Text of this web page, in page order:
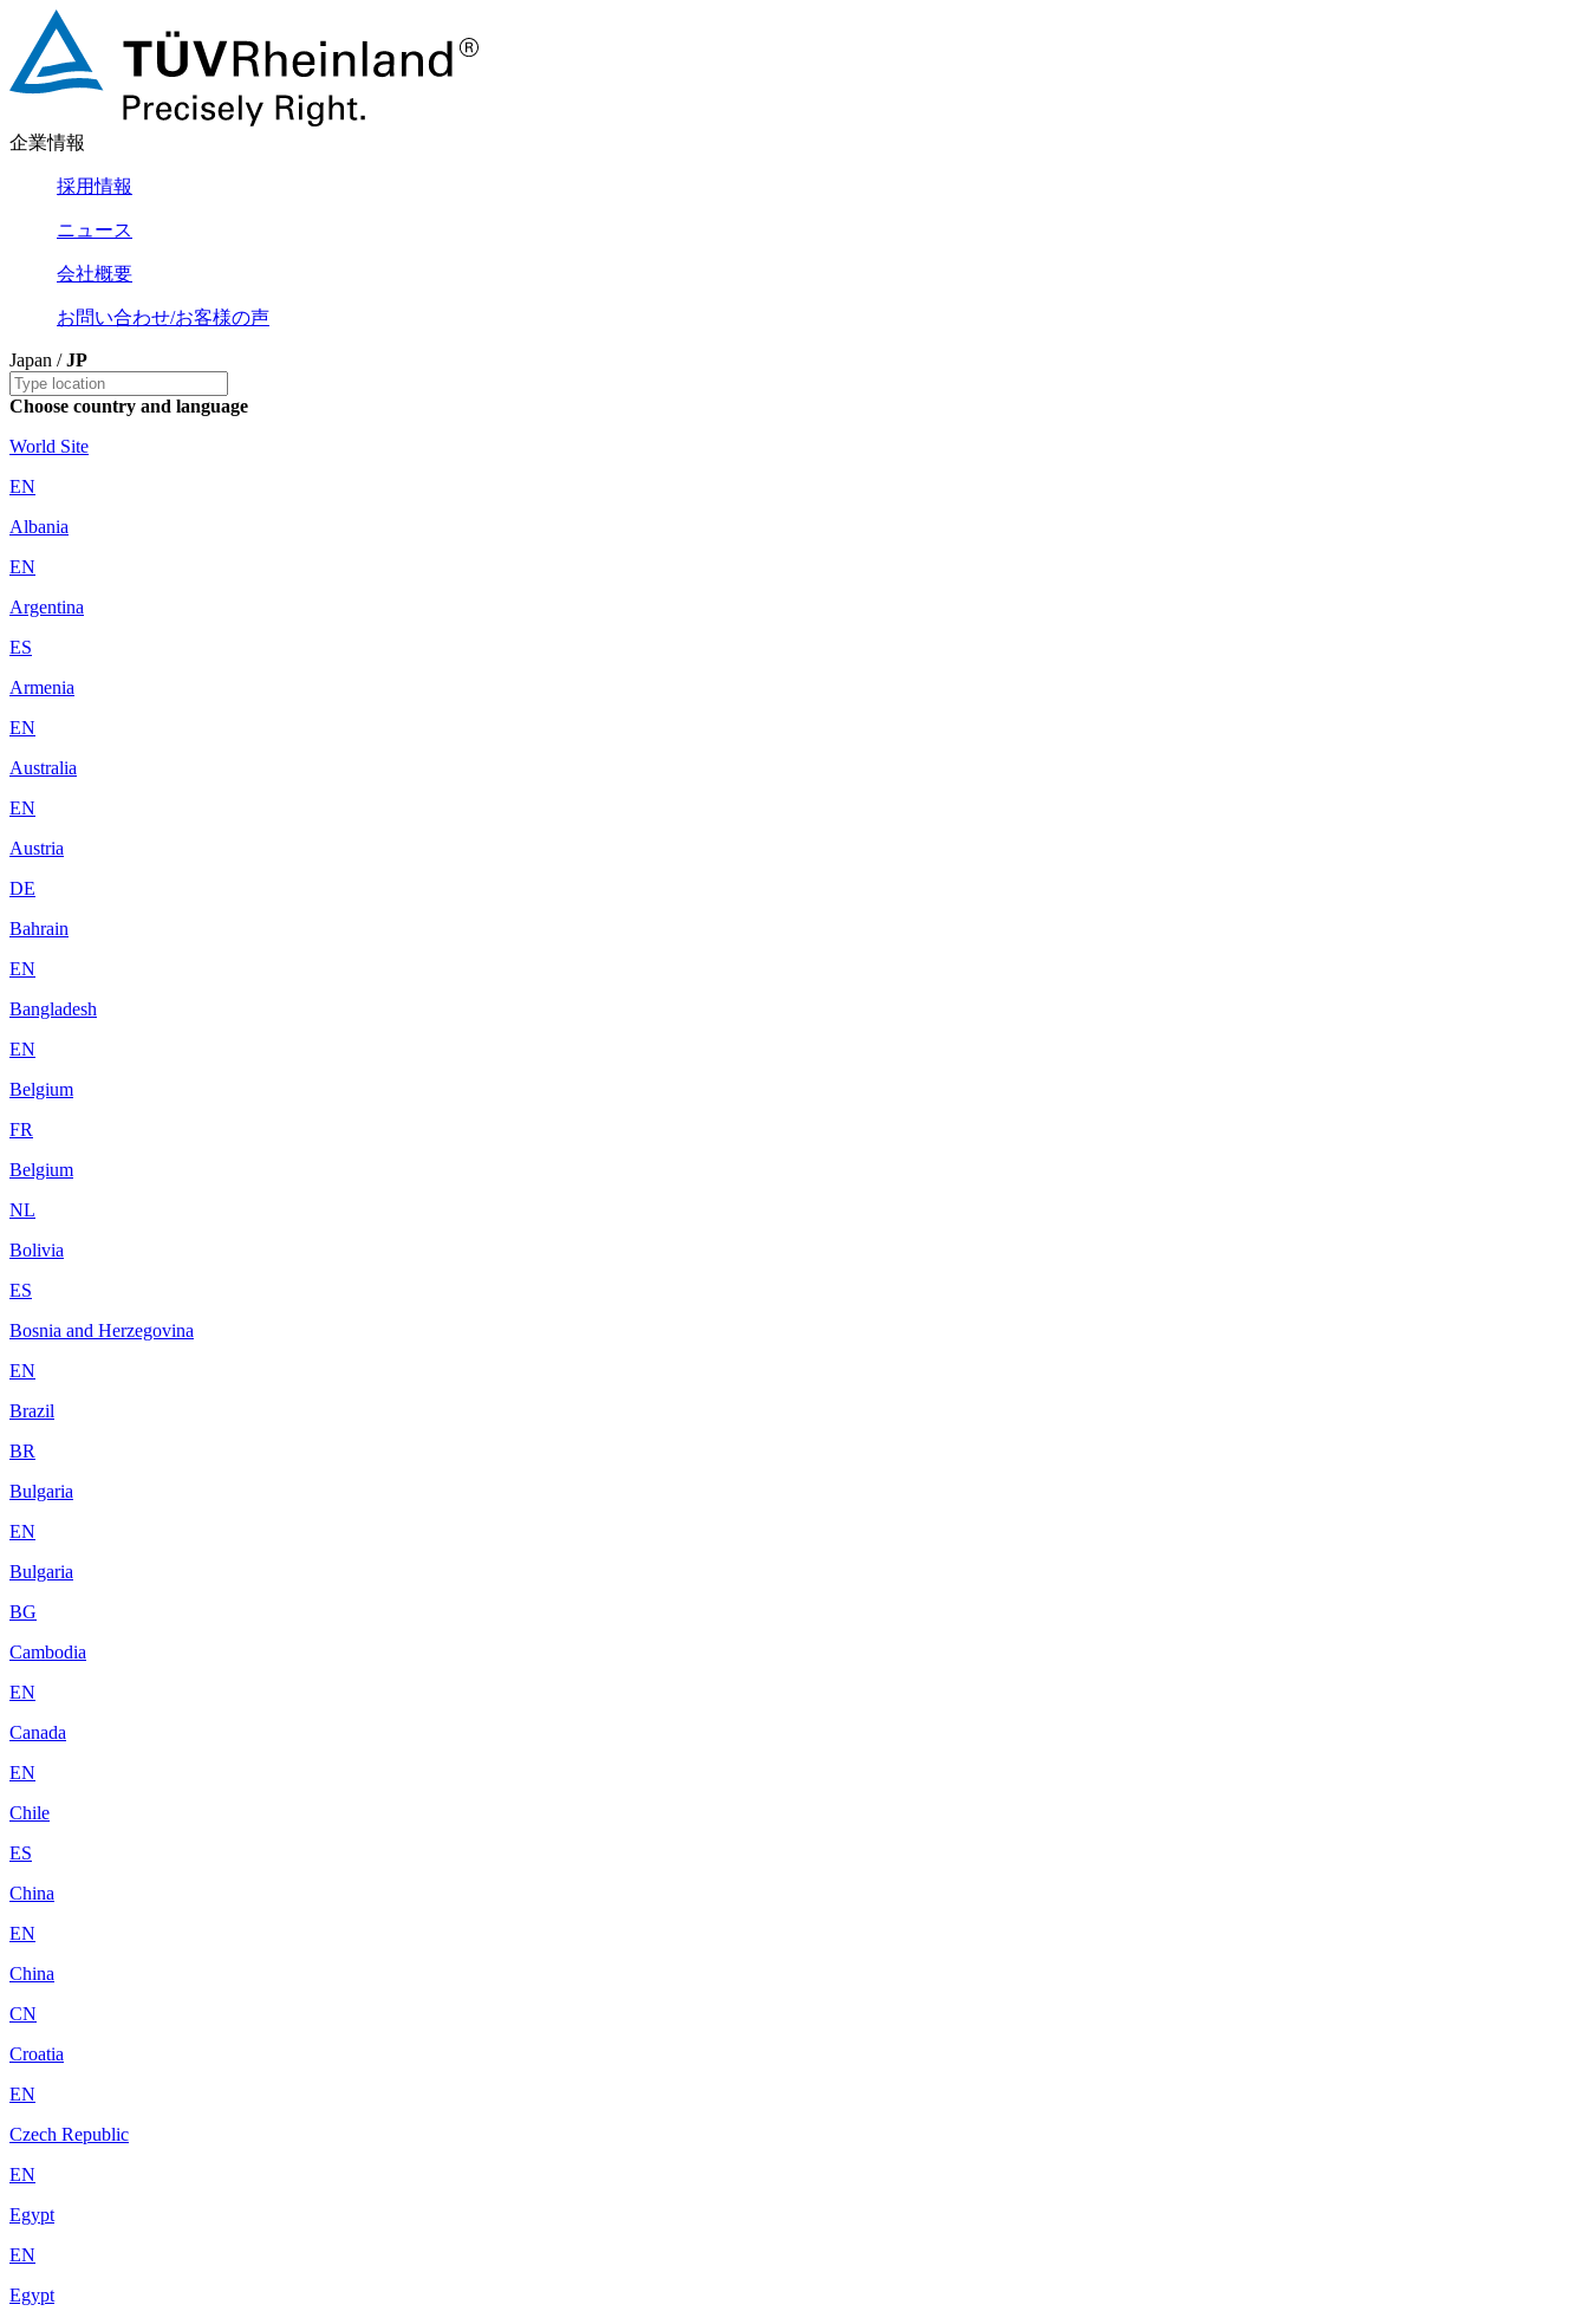
企業情報
採用情報
ニュース
会社概要
お問い合わせ/お客様の声
Japan /JP
Choose country and language
World Site
EN
Albania
EN
Argentina
ES
Armenia
EN
Australia
EN
Austria
DE
Bahrain
EN
Bangladesh
EN
Belgium
FR
Belgium
NL
Bolivia
ES
Bosnia and Herzegovina
EN
Brazil
BR
Bulgaria
EN
Bulgaria
BG
Cambodia
EN
Canada
EN
Chile
ES
China
EN
China
CN
Croatia
EN
Czech Republic
EN
Egypt
EN
Egypt